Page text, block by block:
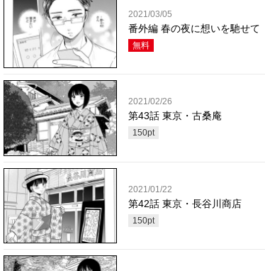
2021/03/05
番外編 春の夜に想いを馳せて
無料
2021/02/26
第43話 東京・古桑庵
150pt
2021/01/22
第42話 東京・長谷川商店
150pt